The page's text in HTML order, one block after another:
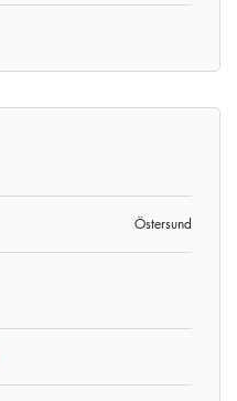
Östersund